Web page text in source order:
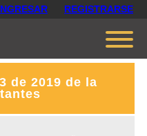
REGISTRARSE
de 2019 de la